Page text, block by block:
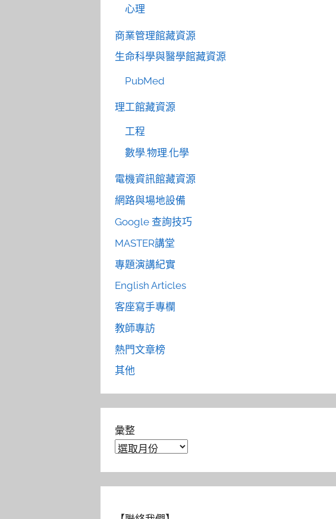
心理
商業管理館藏資源
生命科學與醫學館藏資源
PubMed
理工館藏資源
工程
數學.物理.化學
電機資訊館藏資源
網路與場地設備
Google 查詢技巧
MASTER講堂
專題演講紀實
English Articles
客座寫手專欄
教師專訪
熱門文章榜
其他
彙整